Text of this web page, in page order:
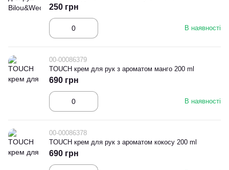
В наявності
250 грн
00-00086379
TOUCH крем для рук з ароматом манго 200 ml
В наявності
690 грн
00-00086378
TOUCH крем для рук з ароматом кокосу 200 ml
690 грн